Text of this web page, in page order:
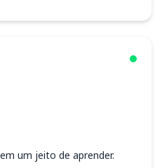
um jeito de aprender.